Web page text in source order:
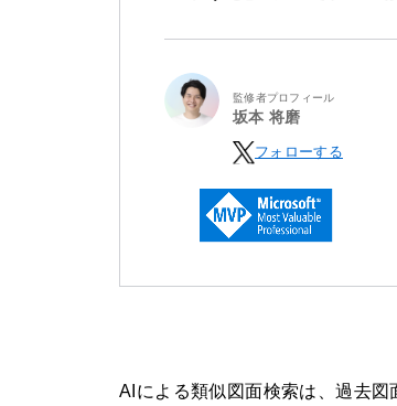
監修者プロフィール
坂本 将磨
フォローする
AIによる類似図面検索は、過去